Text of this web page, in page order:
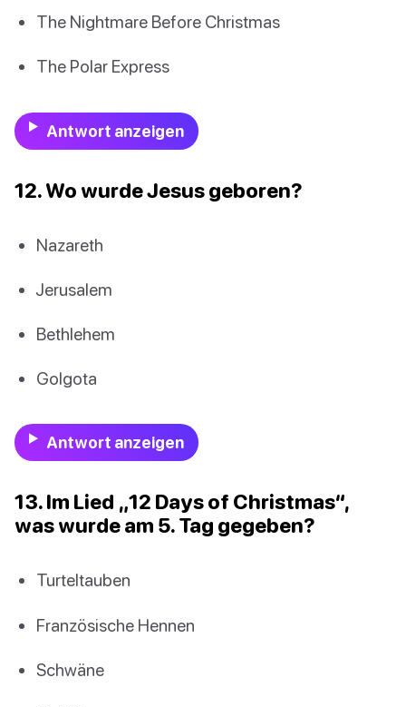
The Nightmare Before Christmas
The Polar Express
Antwort anzeigen
12. Wo wurde Jesus geboren?
Nazareth
Jerusalem
Bethlehem
Golgota
Antwort anzeigen
13. Im Lied „12 Days of Christmas“,
was wurde am 5. Tag gegeben?
Turteltauben
Französische Hennen
Schwäne